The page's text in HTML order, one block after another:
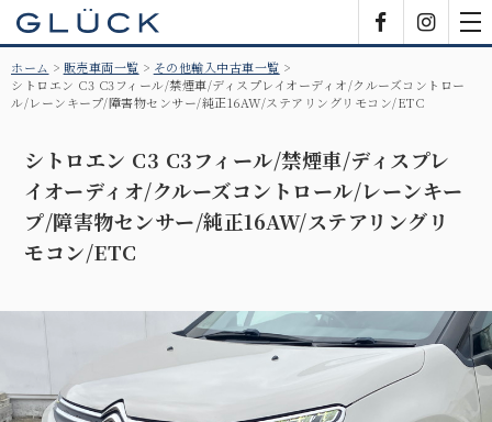
ホーム 販売車両一覧
その他輸入中古車一覧
シトロエン C3 C3フィール/禁煙車/ディスプレイオーディオ/クルーズコントロー
ル/レーンキープ/障害物センサー/純正16AW/ステアリングリモコン/ETC
シトロエン C3 C3フィール/禁煙車/ディスプレ
イオーディオ/クルーズコントロール/レーンキー
プ/障害物センサー/純正16AW/ステアリングリ
モコン/ETC